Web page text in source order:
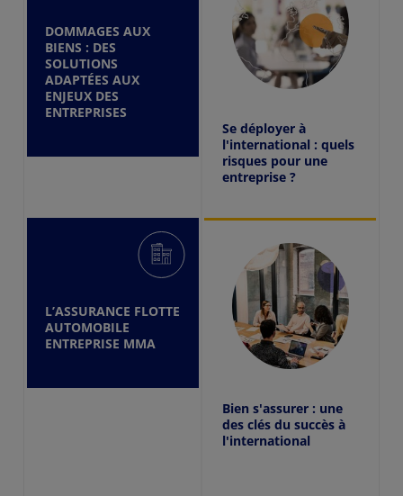
DOMMAGES AUX
BIENS : DES
SOLUTIONS
ADAPTÉES AUX
ENJEUX DES
ENTREPRISES
Se déployer à
l'international : quels
risques pour une
entreprise ?
L’ASSURANCE FLOTTE
AUTOMOBILE
ENTREPRISE MMA
Bien s'assurer : une
des clés du succès à
l'international